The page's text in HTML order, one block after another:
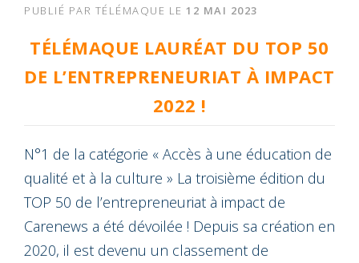
PUBLIÉ PAR TÉLÉMAQUE LE 12 MAI 2023
TÉLÉMAQUE LAURÉAT DU TOP 50
DE L’ENTREPRENEURIAT À IMPACT
2022 !
N°1 de la catégorie « Accès à une éducation de
qualité et à la culture » La troisième édition du
TOP 50 de l’entrepreneuriat à impact de
Carenews a été dévoilée ! Depuis sa création en
2020, il est devenu un classement de